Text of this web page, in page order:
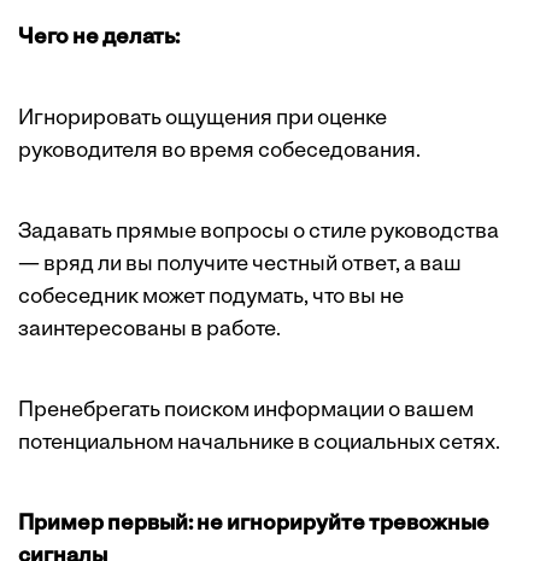
Чего не делать:
Игнорировать ощущения при оценке
руководителя во время собеседования.
Задавать прямые вопросы о стиле руководства
— вряд ли вы получите честный ответ, а ваш
собеседник может подумать, что вы не
заинтересованы в работе.
Пренебрегать поиском информации о вашем
потенциальном начальнике в социальных сетях.
Пример первый: не игнорируйте тревожные